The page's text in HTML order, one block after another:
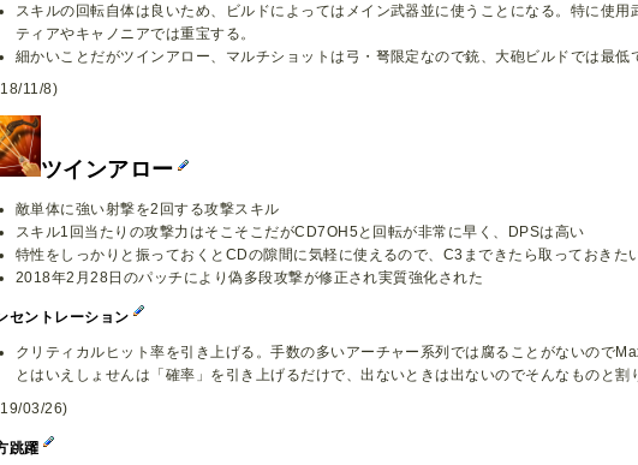
スキルの回転自体は良いため、ビルドによってはメイン武器並に使うことになる。特に使用
ティアやキャノニアでは重宝する。
細かいことだがツインアロー、マルチショットは弓・弩限定なので銃、大砲ビルドでは最低
11/8)
ツインアロー
敵単体に強い射撃を2回する攻撃スキル
スキル1回当たりの攻撃力はそこそこだがCD7OH5と回転が非常に早く、DPSは高い
特性をしっかりと振っておくとCDの隙間に気軽に使えるので、C3まできたら取っておきた
2018年2月28日のパッチにより偽多段攻撃が修正され実質強化された
セントレーション
クリティカルヒット率を引き上げる。手数の多いアーチャー系列では腐ることがないので
とはいえしょせんは「確率」を引き上げるだけで、出ないときは出ないのでそんなものと割
03/26)
跳躍